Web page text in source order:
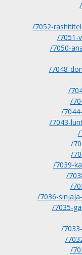
/7052-
/7051-
/7050-
/7048-
/
/
/
/7043-
/
/
/
/7039-
/
/
/7036-
/7035-
/
/
/